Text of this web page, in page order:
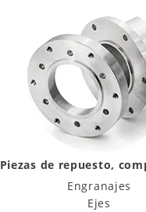
Piezas de repuesto,
Engranajes
Ejes